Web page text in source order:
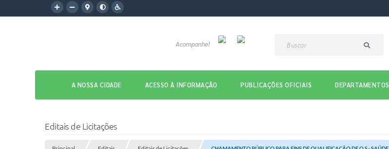
Acompanhe!
A NOSSA CIDADE ACESSO À INFORMAÇÃO PUBLICAÇÕES OFICIAIS DEPARTAMENTOS
Editais de Licitações